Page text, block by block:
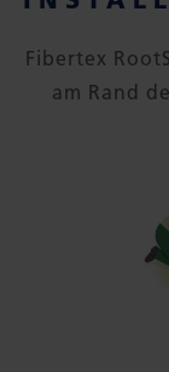
Fibertex
am Rand